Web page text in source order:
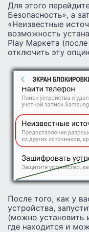
Для этого
Безопасность», а
«Неизвестные
возможность
Play Маркета
отключить эту
После того, как у
устройства,
(можно установить
где находится и